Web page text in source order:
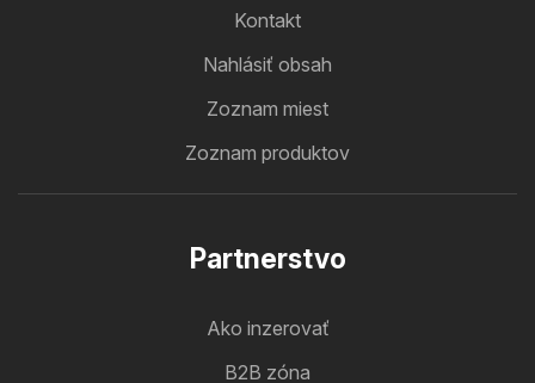
Kontakt
Nahlásiť obsah
Zoznam miest
Zoznam produktov
Partnerstvo
Ako inzerovať
B2B zóna